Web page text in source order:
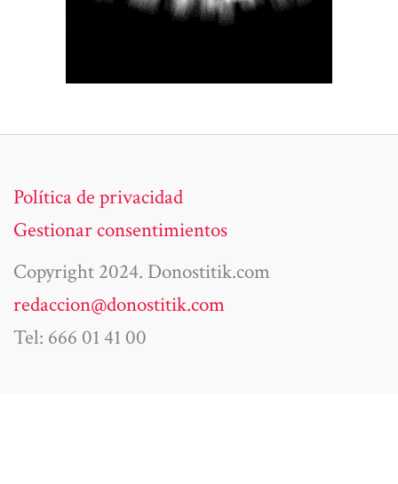
Política de privacidad
Gestionar consentimientos
Copyright 2024. Donostitik.com
redaccion@donostitik.com
Tel: 666 01 41 00